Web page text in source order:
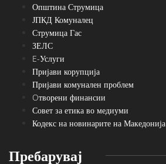
Општина Струмица
ЈПКД Комуналец
Струмица Гас
ЗЕЛС
E-Услуги
Пријави корупција
Пријави комунален проблем
Oтворени финансии
Совет за етика во медиуми
Кодекс на новинарите на Македонија
Пребарувај